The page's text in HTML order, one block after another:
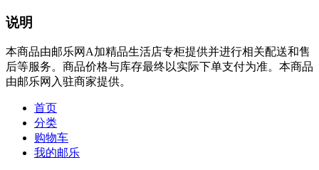
说明
本商品由邮乐网A加精品生活店专柜提供并进行相关配送和售
后等服务。商品价格与库存最终以实际下单支付为准。本商品
由邮乐网入驻商家提供。
首页
分类
购物车
我的邮乐